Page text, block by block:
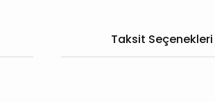
Taksit Seçenekleri